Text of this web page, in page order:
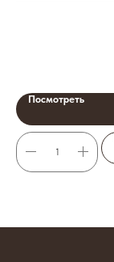
Посмотреть